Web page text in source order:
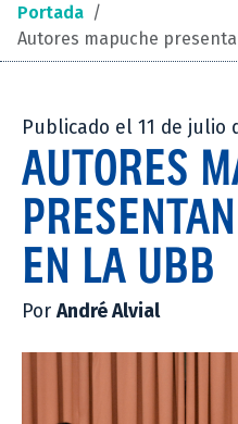
Portada /
Autores mapuche
Publicado el 11 de julio
AUTORES
EN LA UBB
Por André Alvial